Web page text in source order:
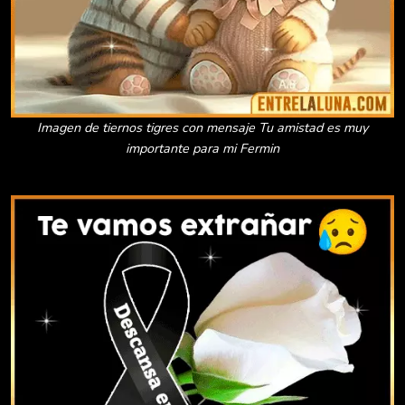
Imagen de tiernos tigres con mensaje Tu amistad es muy
importante para mi Fermin